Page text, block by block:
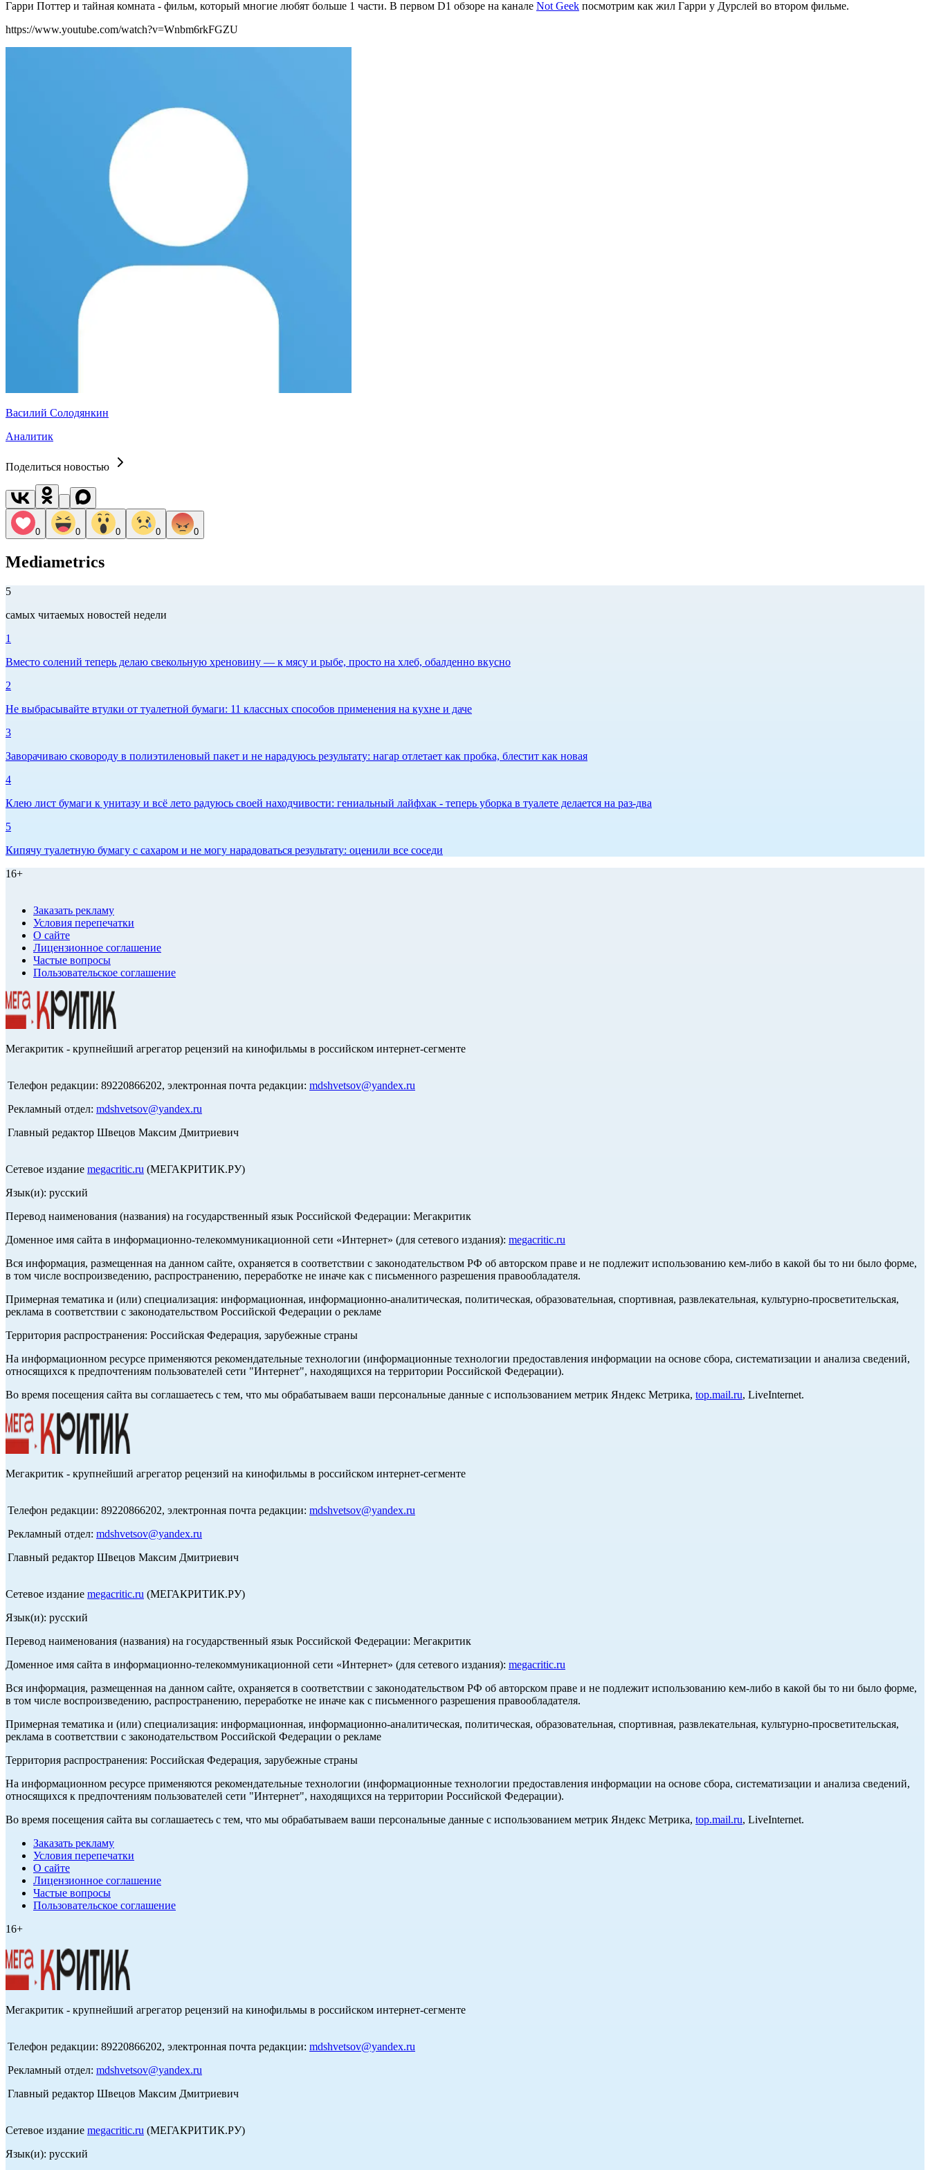
Гарри Поттер и тайная комната - фильм, который многие любят больше 1 части. В первом D1 обзоре на канале Not Geek посмотрим как жил Гарри у Дурслей во втором фильме.
https://www.youtube.com/watch?v=Wnbm6rkFGZU
Василий Солодянкин
Аналитик
Поделиться новостью
0 0 0 0 0
Mediametrics
5
самых читаемых новостей недели
1
Вместо солений теперь делаю свекольную хреновину — к мясу и рыбе, просто на хлеб, обалденно вкусно
2
Не выбрасывайте втулки от туалетной бумаги: 11 классных способов применения на кухне и даче
3
Заворачиваю сковороду в полиэтиленовый пакет и не нарадуюсь результату: нагар отлетает как пробка, блестит как новая
4
Клею лист бумаги к унитазу и всё лето радуюсь своей находчивости: гениальный лайфхак - теперь уборка в туалете делается на раз-два
5
Кипячу туалетную бумагу с сахаром и не могу нарадоваться результату: оценили все соседи
16+
Заказать рекламу
Условия перепечатки
О сайте
Лицензионное соглашение
Частые вопросы
Пользовательское соглашение
Мегакритик - крупнейший агрегатор рецензий на кинофильмы в российском интернет-сегменте
Телефон редакции: 89220866202, электронная почта редакции: mdshvetsov@yandex.ru
Рекламный отдел: mdshvetsov@yandex.ru
Главный редактор Швецов Максим Дмитриевич
Сетевое издание megacritic.ru (МЕГАКРИТИК.РУ)
Язык(и): русский
Перевод наименования (названия) на государственный язык Российской Федерации: Мегакритик
Доменное имя сайта в информационно-телекоммуникационной сети «Интернет» (для сетевого издания): megacritic.ru
Вся информация, размещенная на данном сайте, охраняется в соответствии с законодательством РФ об авторском праве и не подлежит использованию кем-либо в какой бы то ни было форме,
в том числе воспроизведению, распространению, переработке не иначе как с письменного разрешения правообладателя.
Примерная тематика и (или) специализация: информационная, информационно-аналитическая, политическая, образовательная, спортивная, развлекательная, культурно-просветительская,
реклама в соответствии с законодательством Российской Федерации о рекламе
Территория распространения: Российская Федерация, зарубежные страны
На информационном ресурсе применяются рекомендательные технологии (информационные технологии предоставления информации на основе сбора, систематизации и анализа сведений,
относящихся к предпочтениям пользователей сети "Интернет", находящихся на территории Российской Федерации).
Во время посещения сайта вы соглашаетесь с тем, что мы обрабатываем ваши персональные данные с использованием метрик Яндекс Метрика, top.mail.ru, LiveInternet.
Мегакритик - крупнейший агрегатор рецензий на кинофильмы в российском интернет-сегменте
Телефон редакции: 89220866202, электронная почта редакции: mdshvetsov@yandex.ru
Рекламный отдел: mdshvetsov@yandex.ru
Главный редактор Швецов Максим Дмитриевич
Сетевое издание megacritic.ru (МЕГАКРИТИК.РУ)
Язык(и): русский
Перевод наименования (названия) на государственный язык Российской Федерации: Мегакритик
Доменное имя сайта в информационно-телекоммуникационной сети «Интернет» (для сетевого издания): megacritic.ru
Вся информация, размещенная на данном сайте, охраняется в соответствии с законодательством РФ об авторском праве и не подлежит использованию кем-либо в какой бы то ни было форме,
в том числе воспроизведению, распространению, переработке не иначе как с письменного разрешения правообладателя.
Примерная тематика и (или) специализация: информационная, информационно-аналитическая, политическая, образовательная, спортивная, развлекательная, культурно-просветительская,
реклама в соответствии с законодательством Российской Федерации о рекламе
Территория распространения: Российская Федерация, зарубежные страны
На информационном ресурсе применяются рекомендательные технологии (информационные технологии предоставления информации на основе сбора, систематизации и анализа сведений,
относящихся к предпочтениям пользователей сети "Интернет", находящихся на территории Российской Федерации).
Во время посещения сайта вы соглашаетесь с тем, что мы обрабатываем ваши персональные данные с использованием метрик Яндекс Метрика, top.mail.ru, LiveInternet.
Заказать рекламу
Условия перепечатки
О сайте
Лицензионное соглашение
Частые вопросы
Пользовательское соглашение
16+
Мегакритик - крупнейший агрегатор рецензий на кинофильмы в российском интернет-сегменте
Телефон редакции: 89220866202, электронная почта редакции: mdshvetsov@yandex.ru
Рекламный отдел: mdshvetsov@yandex.ru
Главный редактор Швецов Максим Дмитриевич
Сетевое издание megacritic.ru (МЕГАКРИТИК.РУ)
Язык(и): русский